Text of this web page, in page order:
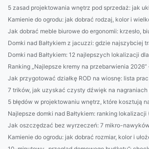
5 zasad projektowania wnętrz pod sprzedaż: jak
Kamienie do ogrodu: jak dobrać rodzaj, kolor i
Jak dobrać meble biurowe do ergonomii: krzesło,
Domki nad Bałtykiem z jacuzzi: gdzie najszybciej
Domki nad Bałtykiem: 12 najlepszych lokalizacji
Ranking „Najlepsze kremy na przebarwienia
Jak przygotować działkę ROD na wiosnę: lista
7 trików, jak uzyskać czysty dźwięk na nagraniach
5 błędów w projektowaniu wnętrz, które kosztują
Najlepsze domki nad Bałtykiem: ranking lokalizacji
Jak oszczędzać bez wyrzeczeń: 7 mikro-
Kamienie do ogrodu: jak dobrać rozmiar, kolor i